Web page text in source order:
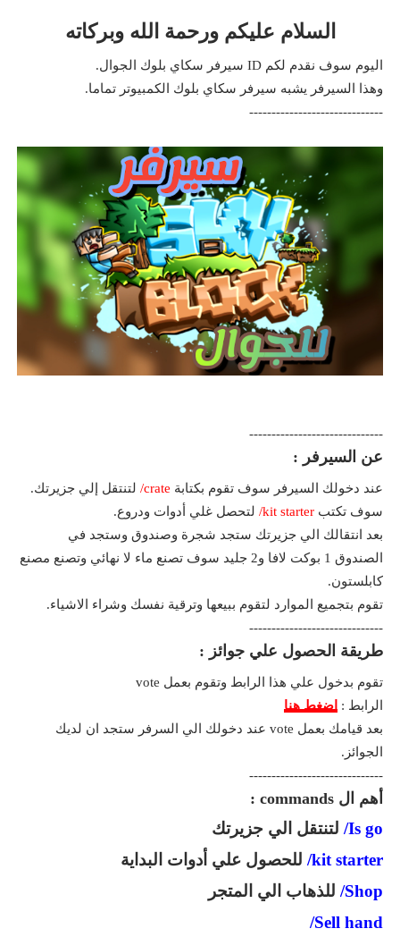
السلام عليكم ورحمة الله وبركاته
اليوم سوف نقدم لكم ID سيرفر سكاي بلوك الجوال.
وهذا السيرفر يشبه سيرفر سكاي بلوك الكمبيوتر تماما.
------------------------------
------------------------------
عن السيرفر :
عند دخولك السيرفر سوف تقوم بكتابة crate/ لتنتقل إلي جزيرتك.
سوف تكتب kit starter/ لتحصل غلي أدوات ودروع.
بعد انتقالك الي جزيرتك ستجد شجرة وصندوق وستجد في
الصندوق 1 بوكت لافا و2 جليد سوف تصنع ماء لا نهائي وتصنع مصنع
كابلستون.
تقوم بتجميع الموارد لتقوم ببيعها وترقية نفسك وشراء الاشياء.
------------------------------
طريقة الحصول علي جوائز :
تقوم بدخول علي هذا الرابط وتقوم بعمل vote
الرابط : اضغط هنا
بعد قيامك بعمل vote عند دخولك الي السرفر ستجد ان لديك
الجوائز.
------------------------------
أهم ال commands :
Is go/ لتنتقل الي جزيرتك
kit starter/ للحصول علي أدوات البداية
Shop/ للذهاب الي المتجر
Sell hand/